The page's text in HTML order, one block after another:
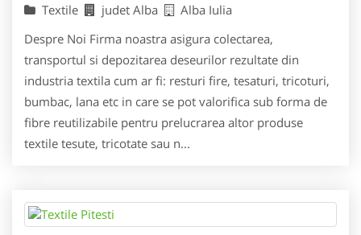
Textile judet Alba
Alba Iulia
Despre Noi Firma noastra asigura colectarea,
transportul si depozitarea deseurilor rezultate din
industria textila cum ar fi: resturi fire, tesaturi, tricoturi,
bumbac, lana etc in care se pot valorifica sub forma de
fibre reutilizabile pentru prelucrarea altor produse
textile tesute, tricotate sau n...